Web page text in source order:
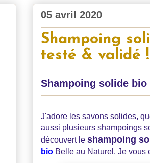
05 avril 2020
Shampoing
testé & validé !
Shampoing solide bio
J'adore les savons solides,
aussi plusieurs shampoings
découvert le shampoing
bio Belle au Naturel. Je vous